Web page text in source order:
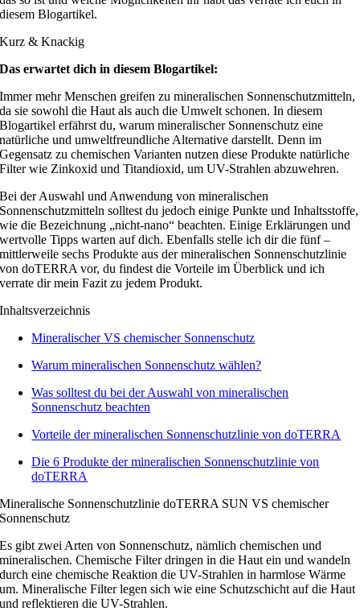
diesem Blogartikel.
Kurz & Knackig
Das erwartet dich in diesem Blogartikel:
Immer mehr Menschen greifen zu mineralischen Sonnenschutzmitteln,
da sie sowohl die Haut als auch die Umwelt schonen. In diesem
Blogartikel erfährst du, warum mineralischer Sonnenschutz eine
natürliche und umweltfreundliche Alternative darstellt. Denn im
Gegensatz zu chemischen Varianten nutzen diese Produkte natürliche
Filter wie Zinkoxid und Titandioxid, um UV-Strahlen abzuwehren.
Bei der Auswahl und Anwendung von mineralischen
Sonnenschutzmitteln solltest du jedoch einige Punkte und Inhaltsstoffe,
wie die Bezeichnung „nicht-nano“ beachten. Einige Erklärungen und
wertvolle Tipps warten auf dich. Ebenfalls stelle ich dir die fünf –
mittlerweile sechs Produkte aus der mineralischen Sonnenschutzlinie
von doTERRA vor, du findest die Vorteile im Überblick und ich
verrate dir mein Fazit zu jedem Produkt.
Inhaltsverzeichnis
Mineralischer VS chemischer Sonnenschutz
Warum mineralischen Sonnenschutz wählen?
Was solltest du bei der Auswahl von mineralischen
Sonnenschutz beachten
Vorteile der mineralischen Sonnenschutzlinie von doTERRA
Die 6 Produkte der mineralischen Sonnenschutzlinie von
doTERRA
Mineralische Sonnenschutzlinie doTERRA SUN VS chemischer
Sonnenschutz
Es gibt zwei Arten von Sonnenschutz, nämlich chemischen und
mineralischen. Chemische Filter dringen in die Haut ein und wandeln
durch eine chemische Reaktion die UV-Strahlen in harmlose Wärme
um. Mineralische Filter legen sich wie eine Schutzschicht auf die Haut
und reflektieren die UV-Strahlen.